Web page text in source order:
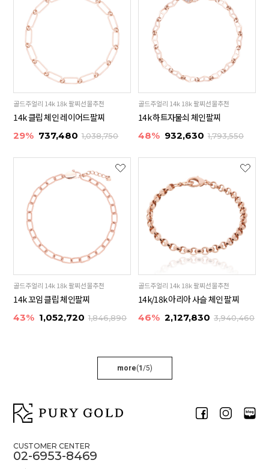
골드주얼리 14k 18k 팔찌선물추천
14k 클립 체인 레이어드팔찌
29% 737,480 1,038,750
골드주얼리 14k 18k 팔찌선물추천
14k 하트자물쇠 체인팔찌
48% 932,630 1,793,550
골드주얼리 14k 18k 팔찌선물추천
14k 꼬임 클립 체인팔찌
43% 1,052,720 1,846,890
골드주얼리 14k 18k 팔찌선물추천
14k/18k 아리아 사슬 체인 팔찌
46% 2,127,830 3,940,460
more(1/5)
CUSTOMER CENTER
02-6953-8469